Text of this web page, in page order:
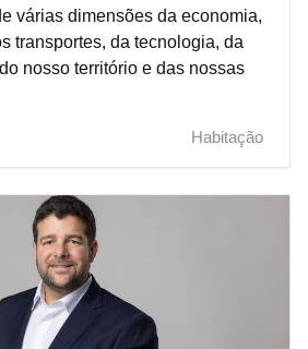
várias dimensões da economia,
transportes, da tecnologia, da
nosso território e das nossas
Habitação